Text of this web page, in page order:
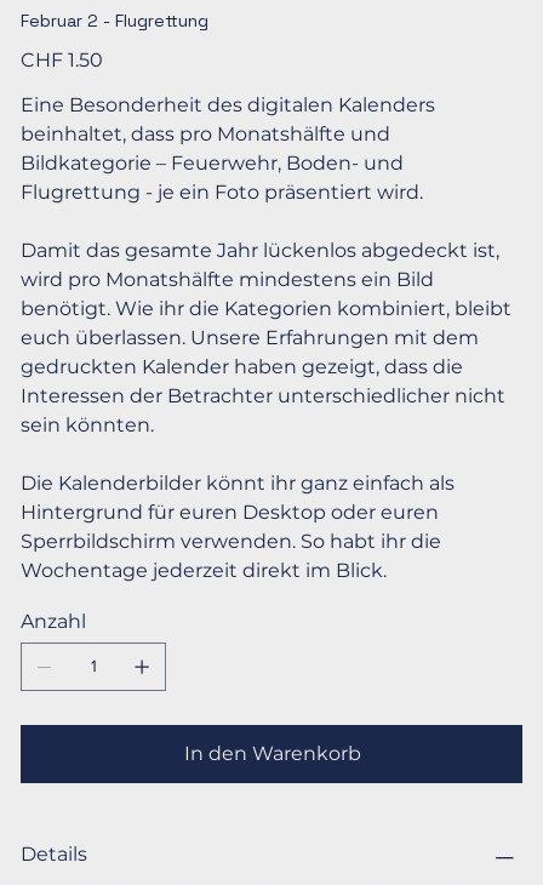
Februar 2 - Flugrettung
Preis
CHF 1.50
Eine Besonderheit des digitalen Kalenders
beinhaltet, dass pro Monatshälfte und
Bildkategorie – Feuerwehr, Boden- und
Flugrettung - je ein Foto präsentiert wird.
Damit das gesamte Jahr lückenlos abgedeckt ist,
wird pro Monatshälfte mindestens ein Bild
benötigt. Wie ihr die Kategorien kombiniert, bleibt
euch überlassen. Unsere Erfahrungen mit dem
gedruckten Kalender haben gezeigt, dass die
Interessen der Betrachter unterschiedlicher nicht
sein könnten.
Die Kalenderbilder könnt ihr ganz einfach als
Hintergrund für euren Desktop oder euren
Sperrbildschirm verwenden. So habt ihr die
Wochentage jederzeit direkt im Blick.
Anzahl
In den Warenkorb
Details